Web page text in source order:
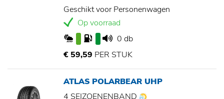
Geschikt voor Personenwagen
Op voorraad
0 db
€ 59,59 PER STUK
ATLAS POLARBEAR UHP
4 SEIZOENENBAND